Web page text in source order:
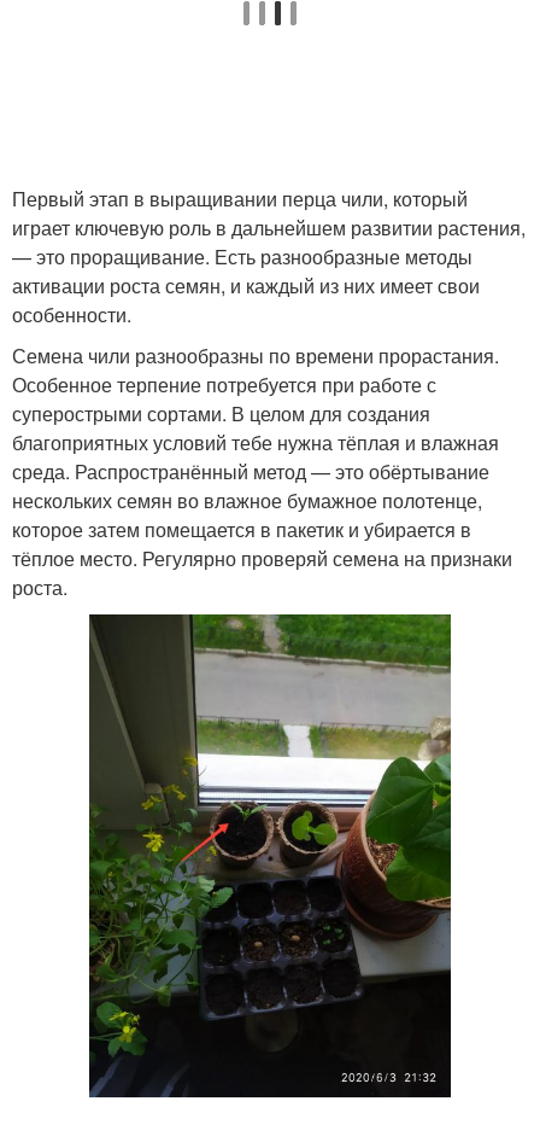
Первый этап в выращивании перца чили, который
играет ключевую роль в дальнейшем развитии растения,
— это проращивание. Есть разнообразные методы
активации роста семян, и каждый из них имеет свои
особенности.
Семена чили разнообразны по времени прорастания.
Особенное терпение потребуется при работе с
суперострыми сортами. В целом для создания
благоприятных условий тебе нужна тёплая и влажная
среда. Распространённый метод — это обёртывание
нескольких семян во влажное бумажное полотенце,
которое затем помещается в пакетик и убирается в
тёплое место. Регулярно проверяй семена на признаки
роста.